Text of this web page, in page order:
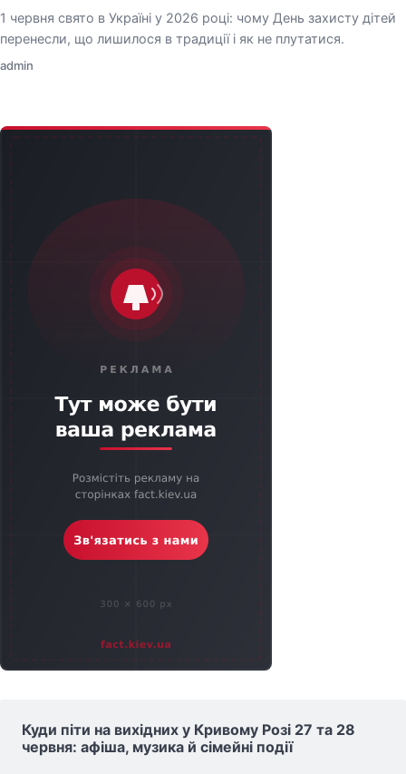
1 червня свято в Україні у 2026 році: чому День захисту дітей
перенесли, що лишилося в традиції і як не плутатися.
admin
Куди піти на вихідних у Кривому Розі 27 та 28
червня: афіша, музика й сімейні події